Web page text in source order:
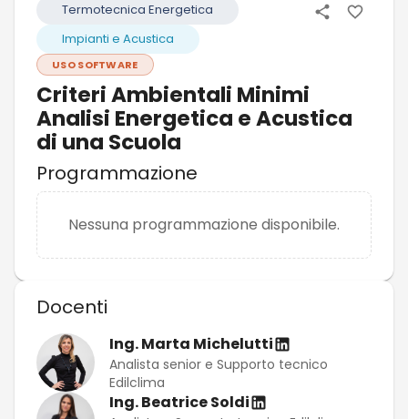
Termotecnica Energetica
Impianti e Acustica
USO SOFTWARE
Criteri Ambientali Minimi
Analisi Energetica e Acustica
di una Scuola
Programmazione
Nessuna programmazione disponibile.
Docenti
Ing. Marta Michelutti
Analista senior e Supporto tecnico
Edilclima
Ing. Beatrice Soldi